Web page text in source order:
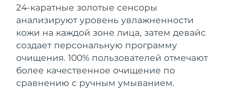
24-каратные золотые сенсоры
анализируют уровень увлажненности
кожи на каждой зоне лица, затем девайс
создает персональную программу
очищения. 100% пользователей отмечают
более качественное очищение по
сравнению с ручным умыванием.
Ливан
Ожидаемая дата доставки
12/08/2026
Литва
Ожидаемая дата доставки
11/08/2026
Люксембург
Ожидаемая дата доставки